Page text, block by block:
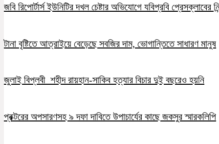
জবি রিপোর্টার্স ইউনিটির দখল চেষ্টার অভিযোগে যবিপ্রবি প্রেসক্লাবের
টানা বৃষ্টিতে আত্রাইয়ে বেড়েছে সবজির দাম, ভোগান্তিতে সাধারণ মানুষ
জুলাই বিপ্লবী শহীদ রায়হান-সাকিব হত্যার বিচার দুই বছরেও হয়নি
প্রক্টরের অপসারণসহ ৯ দফা দাবিতে উপাচার্যের কাছে জকসুর স্মারকলিপি